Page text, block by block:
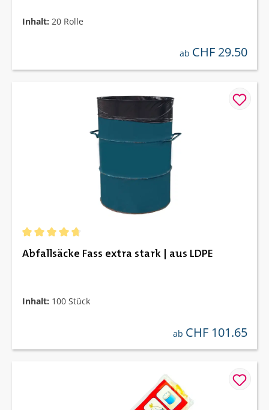
Inhalt: 20 Rolle
regulärer preis:
ab CHF 29.50
Abfallsäcke Fass extra stark | aus LDPE
Inhalt: 100 Stück
regulärer preis:
ab CHF 101.65